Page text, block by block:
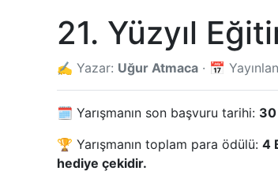
21. Yüzyıl
✍️ Yazar: Uğur Atmaca · 📅
🗓️ Yarışmanın son başvuru tarihi: 30
🏆 Yarışmanın toplam para ödülü: 4
hediye çekidir.